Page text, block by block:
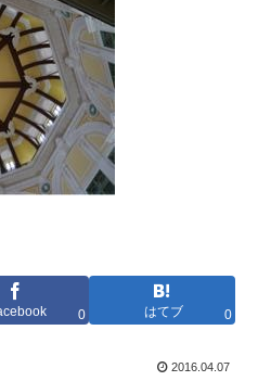
0 はてブ 0
2016.04.07